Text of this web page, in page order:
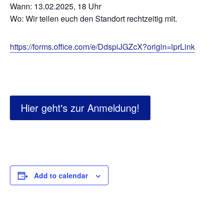
Wann: 13.02.2025, 18 Uhr
Wo: Wir teilen euch den Standort rechtzeitig mit.
https://forms.office.com/e/DdspiJGZcX?origin=lprLink
Hier geht's zur Anmeldung!
Add to calendar